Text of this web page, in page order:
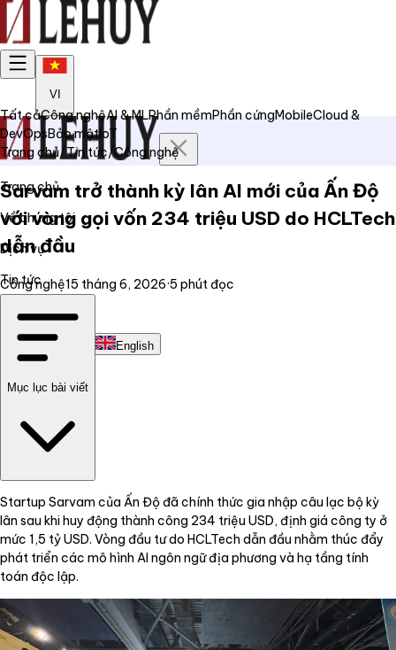
VI
Trang chủ
Về chúng tôi
Dịch vụ
Tin tức
Liên hệ
Tiếng Việt English
Tất cảCông nghệAI & MLPhần mềmPhần cứngMobileCloud &
DevOpsBảo mậtIoT
Trang chủ/Tin tức/Công nghệ
Sarvam trở thành kỳ lân AI mới của Ấn Độ
với vòng gọi vốn 234 triệu USD do HCLTech
dẫn đầu
Công nghệ15 tháng 6, 2026·5 phút đọc
Mục lục bài viết
Startup Sarvam của Ấn Độ đã chính thức gia nhập câu lạc bộ kỳ
lân sau khi huy động thành công 234 triệu USD, định giá công ty ở
mức 1,5 tỷ USD. Vòng đầu tư do HCLTech dẫn đầu nhằm thúc đẩy
phát triển các mô hình AI ngôn ngữ địa phương và hạ tầng tính
toán độc lập.